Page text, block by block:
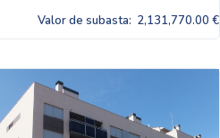
Valor de subasta: 2,131,770.00 €